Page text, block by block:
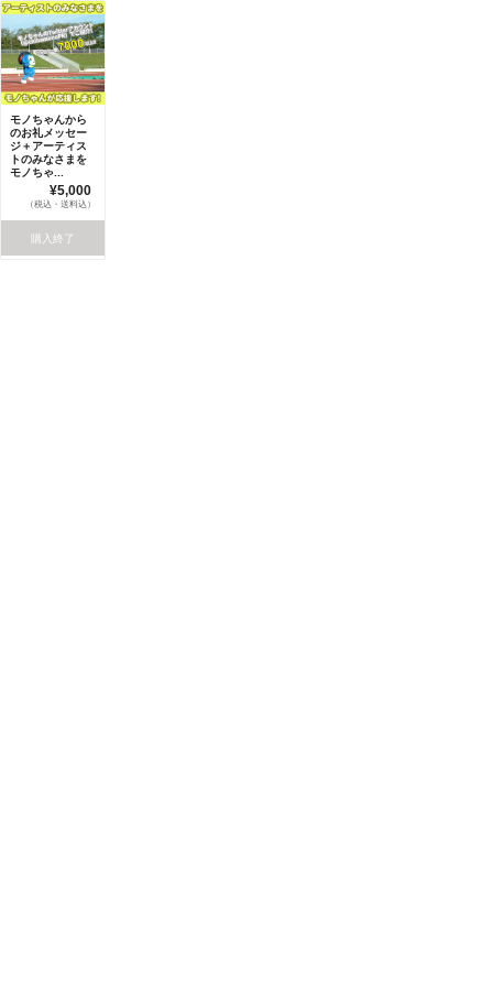
モノちゃんから
のお礼メッセー
ジ＋アーティス
トのみなさまを
モノちゃ...
¥5,000
（税込・送料込）
購入終了